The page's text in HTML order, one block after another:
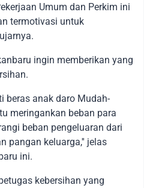
Umum dan Perkim ini
termotivasi untuk
ingin memberikan yang
beras anak daro Mudah-
meringankan beban para
beban pengeluaran dari
pangan keluarga,'' jelas
ini.
kebersihan yang